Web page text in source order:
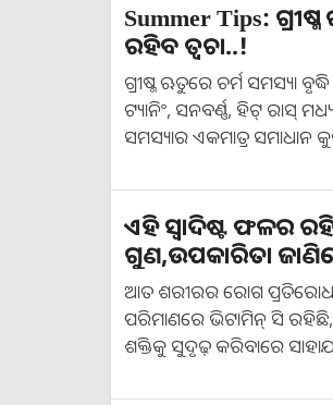
Summer Tips:
ରହିବ ତ୍ୱଚା..!
ଗ୍ରୀଷ୍ମ ଋତୁରେ ଚର୍ମ ସମସ୍ୟା
ଟ୍ୟାନିଂ, ସନବର୍ଣ୍ଣ, ହିଟ୍ ରାସ୍
ସମସ୍ୟାର ଏକମାତ୍ର ସମାଧାନ
ଏହି ସ୍ୱାଦିଷ୍ଟ ଫଳର
ଗୁଣ,ଉପକାରିତା
ଆତ ଶରୀରର ରୋଗ
ପରିମାଣରେ ଭିଟାମିନ୍ ସି
ଶକ୍ତିକୁ ସୁଦୃଢ଼ କରିବାରେ